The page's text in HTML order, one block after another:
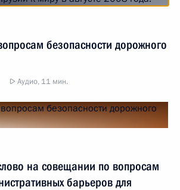
безопасности дорожного
Аудио, 11 мин.
на совещании по вопросам
барьеров для